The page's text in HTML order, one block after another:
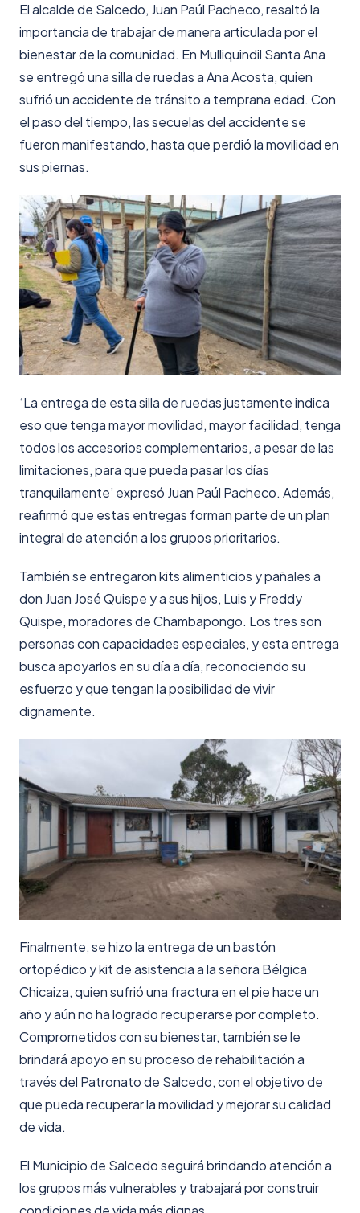
El alcalde de Salcedo, Juan Paúl Pacheco, resaltó la
importancia de trabajar de manera articulada por el
bienestar de la comunidad. En Mulliquindil Santa Ana
se entregó una silla de ruedas a Ana Acosta, quien
sufrió un accidente de tránsito a temprana edad. Con
el paso del tiempo, las secuelas del accidente se
fueron manifestando, hasta que perdió la movilidad en
sus piernas.
‘La entrega de esta silla de ruedas justamente indica
eso que tenga mayor movilidad, mayor facilidad, tenga
todos los accesorios complementarios, a pesar de las
limitaciones, para que pueda pasar los días
tranquilamente’ expresó Juan Paúl Pacheco. Además,
reafirmó que estas entregas forman parte de un plan
integral de atención a los grupos prioritarios.
También se entregaron kits alimenticios y pañales a
don Juan José Quispe y a sus hijos, Luis y Freddy
Quispe, moradores de Chambapongo. Los tres son
personas con capacidades especiales, y esta entrega
busca apoyarlos en su día a día, reconociendo su
esfuerzo y que tengan la posibilidad de vivir
dignamente.
Finalmente, se hizo la entrega de un bastón
ortopédico y kit de asistencia a la señora Bélgica
Chicaiza, quien sufrió una fractura en el pie hace un
año y aún no ha logrado recuperarse por completo.
Comprometidos con su bienestar, también se le
brindará apoyo en su proceso de rehabilitación a
través del Patronato de Salcedo, con el objetivo de
que pueda recuperar la movilidad y mejorar su calidad
de vida.
El Municipio de Salcedo seguirá brindando atención a
los grupos más vulnerables y trabajará por construir